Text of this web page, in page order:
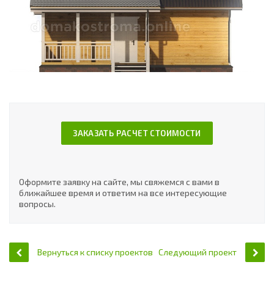
ЗАКАЗАТЬ РАСЧЕТ СТОИМОСТИ
Оформите заявку на сайте, мы свяжемся с вами в
ближайшее время и ответим на все интересующие
вопросы.
Вернуться к списку проектов Следующий проект